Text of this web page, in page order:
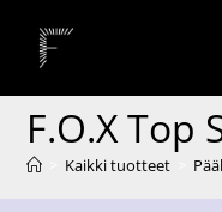
F.O.X Top
Kaikki tuotteet